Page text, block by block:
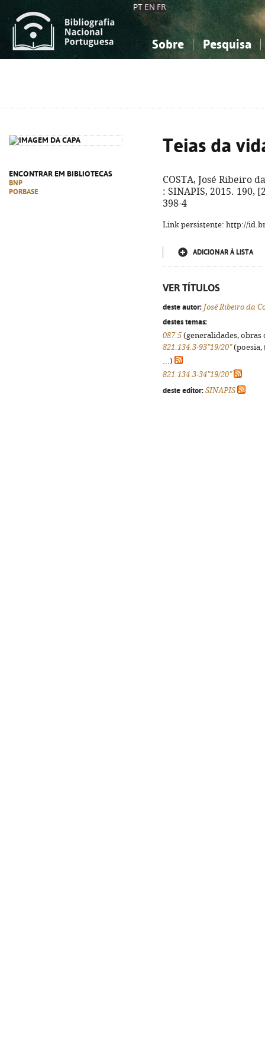
PT EN FR
Sobre Pesquisa
ENCONTRAR EM BIBLIOTECAS
BNP
PORBASE
Teias da
COSTA, José Ribeiro
: SINAPIS, 2015. 190,
398-4
Link persistente: http://
ADICIONAR À LISTA
VER TÍTULOS
deste autor: José Ribeiro da
destes temas:
087.5 (generalidades,
821.134.3-93"19/20"(poesia,
...)
821.134.3-34"19/20"
deste editor: SINAPIS